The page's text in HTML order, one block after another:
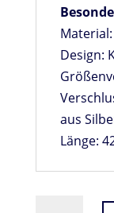
Design:
aus
Länge: